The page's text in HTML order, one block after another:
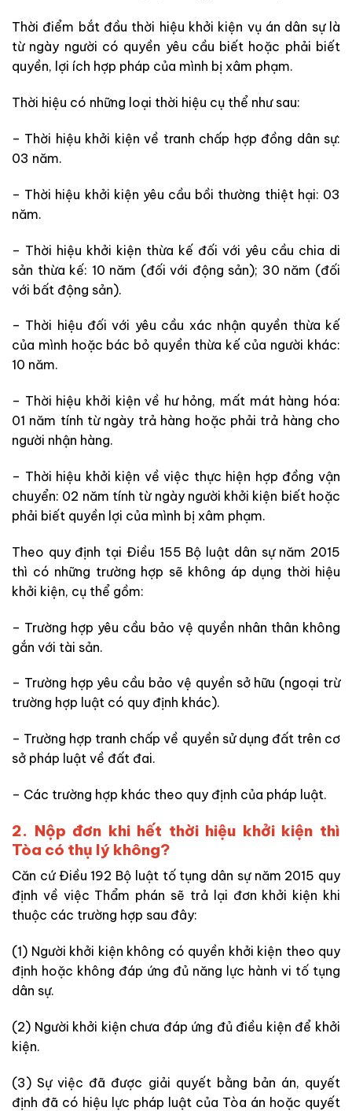
Thời điểm bắt đầu thời hiệu khởi kiện vụ án dân sự là
từ ngày người có quyền yêu cầu biết hoặc phải biết
quyền, lợi ích hợp pháp của mình bị xâm phạm.
Thời hiệu có những loại thời hiệu cụ thể như sau:
– Thời hiệu khởi kiện về tranh chấp hợp đồng dân sự:
03 năm.
– Thời hiệu khởi kiện yêu cầu bồi thường thiệt hại: 03
năm.
– Thời hiệu khởi kiện thừa kế đối với yêu cầu chia di
sản thừa kế: 10 năm (đối với động sản); 30 năm (đối
với bất động sản).
– Thời hiệu đối với yêu cầu xác nhận quyền thừa kế
của mình hoặc bác bỏ quyền thừa kế của người khác:
10 năm.
– Thời hiệu khởi kiện về hư hỏng, mất mát hàng hóa:
01 năm tính từ ngày trả hàng hoặc phải trả hàng cho
người nhận hàng.
– Thời hiệu khởi kiện về việc thực hiện hợp đồng vận
chuyển: 02 năm tính từ ngày người khởi kiện biết hoặc
phải biết quyền lợi của mình bị xâm phạm.
Theo quy định tại Điều 155 Bộ luật dân sự năm 2015
thì có những trường hợp sẽ không áp dụng thời hiệu
khởi kiện, cụ thể gồm:
– Trường hợp yêu cầu bảo vệ quyền nhân thân không
gắn với tài sản.
– Trường hợp yêu cầu bảo vệ quyền sở hữu (ngoại trừ
trường hợp luật có quy định khác).
– Trường hợp tranh chấp về quyền sử dụng đất trên cơ
sở pháp luật về đất đai.
– Các trường hợp khác theo quy định của pháp luật.
2. Nộp đơn khi hết thời hiệu khởi kiện thì
Tòa có thụ lý không?
Căn cứ Điều 192 Bộ luật tố tụng dân sự năm 2015 quy
định về việc Thẩm phán sẽ trả lại đơn khởi kiện khi
thuộc các trường hợp sau đây:
(1) Người khởi kiện không có quyền khởi kiện theo quy
định hoặc không đáp ứng đủ năng lực hành vi tố tụng
dân sự.
(2) Người khởi kiện chưa đáp ứng đủ điều kiện để khởi
kiện.
(3) Sự việc đã được giải quyết bằng bản án, quyết
định đã có hiệu lực pháp luật của Tòa án hoặc quyết